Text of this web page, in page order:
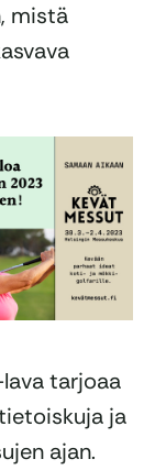
mistä
tarjoaa
ja
ajan.